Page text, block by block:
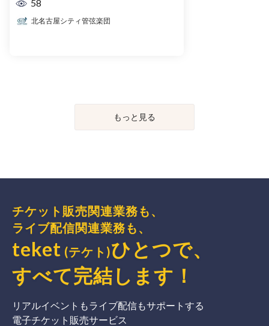
58
北名古屋シティ管弦楽団
もっと見る
チケット販売関連業務も、
ライブ配信関連業務も、
teket (テケト)ひとつで、
すべて完結 します ！
リアルイベントもライブ配信もサポートする
電子チケット販売サービス